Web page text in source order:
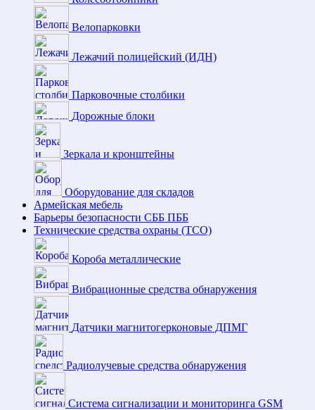
Велопарковки
Лежачий полицейский (ИДН)
Парковочные столбики
Дорожные блоки
Зеркала и кронштейны
Оборудование для складов
Армейская мебель
Барьеры безопасности СББ ПББ
Технические средства охраны (ТСО)
Короба металлические
Вибрационные средства обнаружения
Датчики магнитогерконовые ДПМГ
Радиолучевые средства обнаружения
Система сигнализации и мониторинга GSM